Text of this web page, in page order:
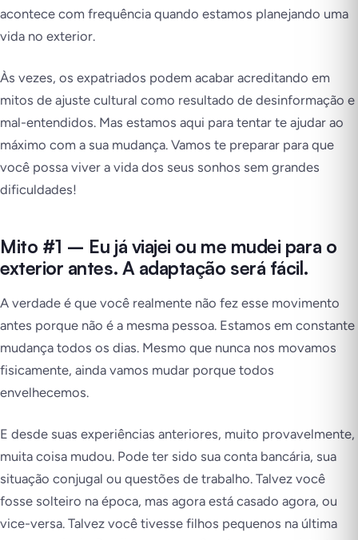
acontece com frequência quando estamos planejando uma
vida no exterior.
Às vezes, os expatriados podem acabar acreditando em
mitos de ajuste cultural como resultado de desinformação e
mal-entendidos. Mas estamos aqui para tentar te ajudar ao
máximo com a sua mudança. Vamos te preparar para que
você possa viver a vida dos seus sonhos sem grandes
dificuldades!
Mito #1 – Eu já viajei ou me mudei para o
exterior antes. A adaptação será fácil.
A verdade é que você realmente não fez esse movimento
antes porque não é a mesma pessoa. Estamos em constante
mudança todos os dias. Mesmo que nunca nos movamos
fisicamente, ainda vamos mudar porque todos
envelhecemos.
E desde suas experiências anteriores, muito provavelmente,
muita coisa mudou. Pode ter sido sua conta bancária, sua
situação conjugal ou questões de trabalho. Talvez você
fosse solteiro na época, mas agora está casado agora, ou
vice-versa. Talvez você tivesse filhos pequenos na última